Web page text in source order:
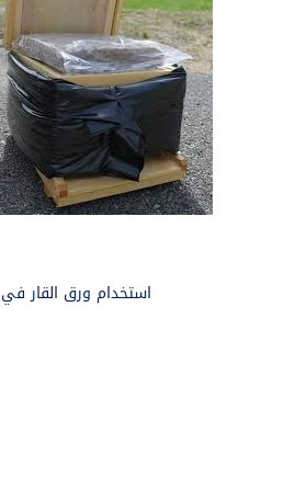
استخدام ورق القار في